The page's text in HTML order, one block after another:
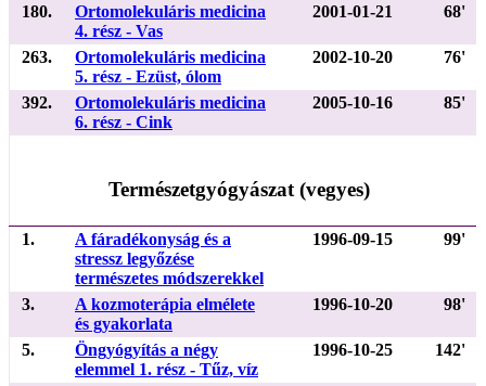
180.
Ortomolekuláris medicina
4. rész - Vas
2001-01-21 68'
263.
Ortomolekuláris medicina
5. rész - Ezüst, ólom
2002-10-20 76'
392.
Ortomolekuláris medicina
6. rész - Cink
2005-10-16 85'
Természetgyógyászat (vegyes)
1.
A fáradékonyság és a
stressz legyőzése
természetes módszerekkel
1996-09-15 99'
3.
A kozmoterápia elmélete
és gyakorlata
1996-10-20 98'
5.
Öngyógyítás a négy
elemmel 1. rész - Tűz, víz
1996-10-25 142'